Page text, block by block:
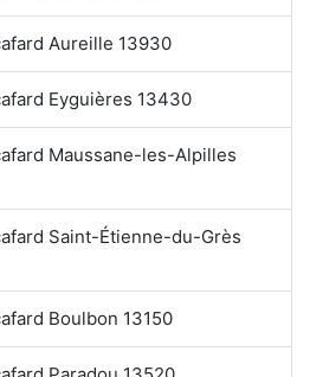
Aureille 13930
Eyguières 13430
Maussane-les-Alpilles
Saint-Étienne-du-Grès
Boulbon 13150